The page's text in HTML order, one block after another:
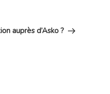
auprès d’Asko ?